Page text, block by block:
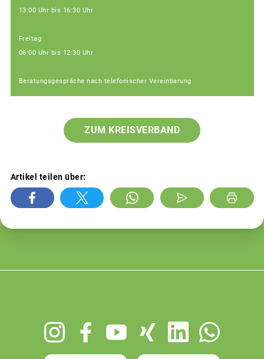
13:00 Uhr bis 16:30 Uhr
Freitag
08:00 Uhr bis 12:30 Uhr
Beratungsgespräche nach telefonischer Vereinbarung
ZUM KREISVERBAND
Artikel teilen über: